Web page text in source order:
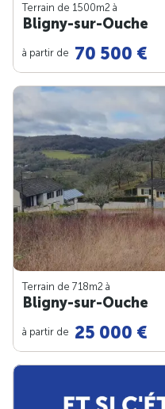
Terrain de 1500m2 à
Bligny-sur-Ouche
à partir de 70 500 €
Terrain de 718m2 à
Bligny-sur-Ouche
à partir de 25 000 €